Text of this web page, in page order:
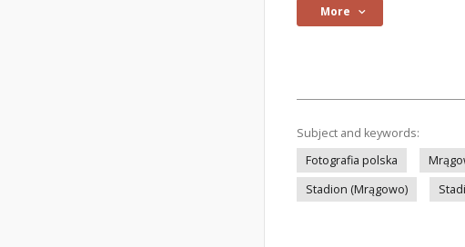
More
Subject and keywords:
Fotografia polska
Stadion (Mrągowo)